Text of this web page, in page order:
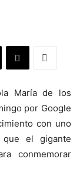
María de los
por Google
con uno
que el gigante
conmemorar